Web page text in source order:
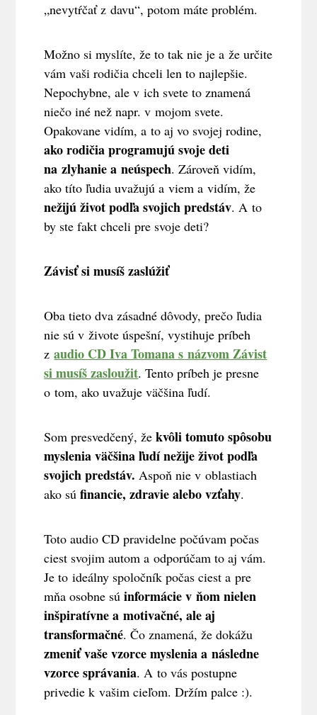
„nevytŕčať z davu“, potom máte problém.
Možno si myslíte, že to tak nie je a že určite
vám vaši rodičia chceli len to najlepšie.
Nepochybne, ale v ich svete to znamená
niečo iné než napr. v mojom svete.
Opakovane vidím, a to aj vo svojej rodine,
ako rodičia programujú svoje deti
na zlyhanie a neúspech. Zároveň vidím,
ako títo ľudia uvažujú a viem a vidím, že
nežijú život podľa svojich predstáv. A to
by ste fakt chceli pre svoje deti?
Závisť si musíš zaslúžiť
Oba tieto dva zásadné dôvody, prečo ľudia
nie sú v živote úspešní, vystihuje príbeh
zaudio CD Iva Tomana s názvom Závist
si musíš zasloužit. Tento príbeh je presne
o tom, ako uvažuje väčšina ľudí.
Som presvedčený, žekvôli tomuto spôsobu
myslenia väčšina ľudí nežije život podľa
svojich predstáv. Aspoň nie v oblastiach
ako súfinancie, zdravie alebo vzťahy.
Toto audio CD pravidelne počúvam počas
ciest svojim autom a odporúčam to aj vám.
Je to ideálny spoločník počas ciest a pre
mňa osobne súinformácie v ňom nielen
inšpiratívne a motivačné, ale aj
transformačné. Čo znamená, že dokážu
zmeniť vaše vzorce myslenia a následne
vzorce správania. A to vás postupne
privedie k vašim cieľom. Držím palce :).